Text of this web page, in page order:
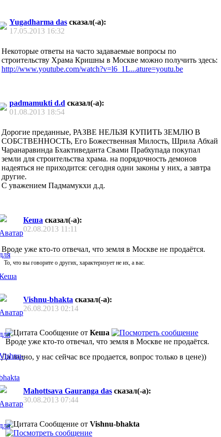
Yugadharma das сказал(-а):
17.05.2013 16:32
Некоторые ответы на часто задаваемые вопросы по
строительству Храма Кришны в Москве можно получить здесь:
http://www.youtube.com/watch?v=l6_1L...ature=youtu.be
padmamukti d.d сказал(-а):
01.08.2013 18:54
Дорогие преданные, РАЗВЕ НЕЛЬЗЯ КУПИТЬ ЗЕМЛЮ В
СОБСТВЕННОСТЬ, Его Божественная Милость, Шрила Абхай
Чаранаравинда Бхактиведанта Свами Прабхупада покупал
земли для строительства храма. на порядочность демонов
надеяться не приходится: сегодня одни законы у них, а завтра
другие.
С уважением Падмамукхи д.д.
Кеша сказал(-а):
02.08.2013 11:11
Вроде уже кто-то отвечал, что земля в Москве не продаётся.
То, что вы говорите о других, характеризует не их, а вас.
Vishnu-bhakta сказал(-а):
26.08.2013 02:14
Сообщение от Кеша
Вроде уже кто-то отвечал, что земля в Москве не продаётся.
Да ладно, у нас сейчас все продается, вопрос только в цене))
Mahottsava Gauranga das сказал(-а):
30.08.2013 07:44
Сообщение от Vishnu-bhakta